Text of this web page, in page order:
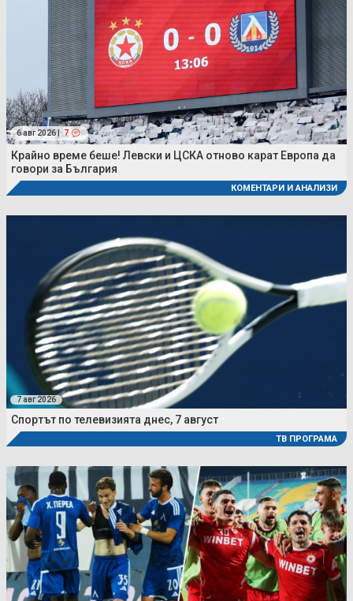
6 авг 2026 | 7
Крайно време беше! Левски и ЦСКА отново карат Европа да
говори за България
КОМЕНТАРИ И АНАЛИЗИ
7 авг 2026
Спортът по телевизията днес, 7 август
ТВ ПРОГРАМА